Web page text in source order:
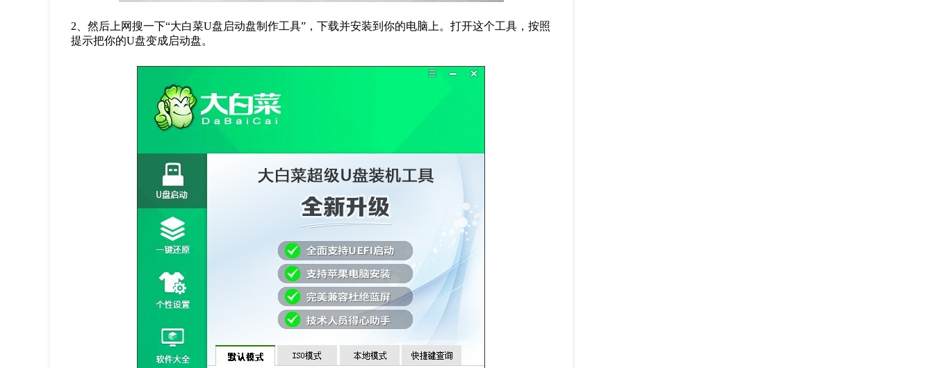
2 、然后上网搜一下“大白菜U盘启动盘制作工具”，下载并安装到你的电脑上。打开这个工具，按照
提示把你的U盘变成启动盘。